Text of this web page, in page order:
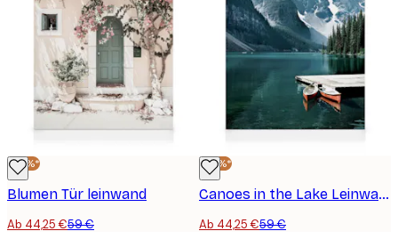
-25%*
Blumen Tür leinwand
Ab 44,25 €59 €
-25%*
Canoes in the Lake Leinwand
Ab 44,25 €59 €